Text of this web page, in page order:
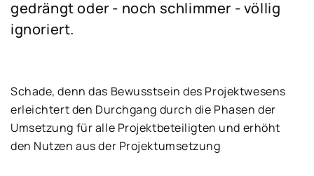
gedrängt oder - noch schlimmer - völlig
ignoriert.
Schade, denn das Bewusstsein des Projektwesens
erleichtert den Durchgang durch die Phasen der
Umsetzung für alle Projektbeteiligten und erhöht
den Nutzen aus der Projektumsetzung